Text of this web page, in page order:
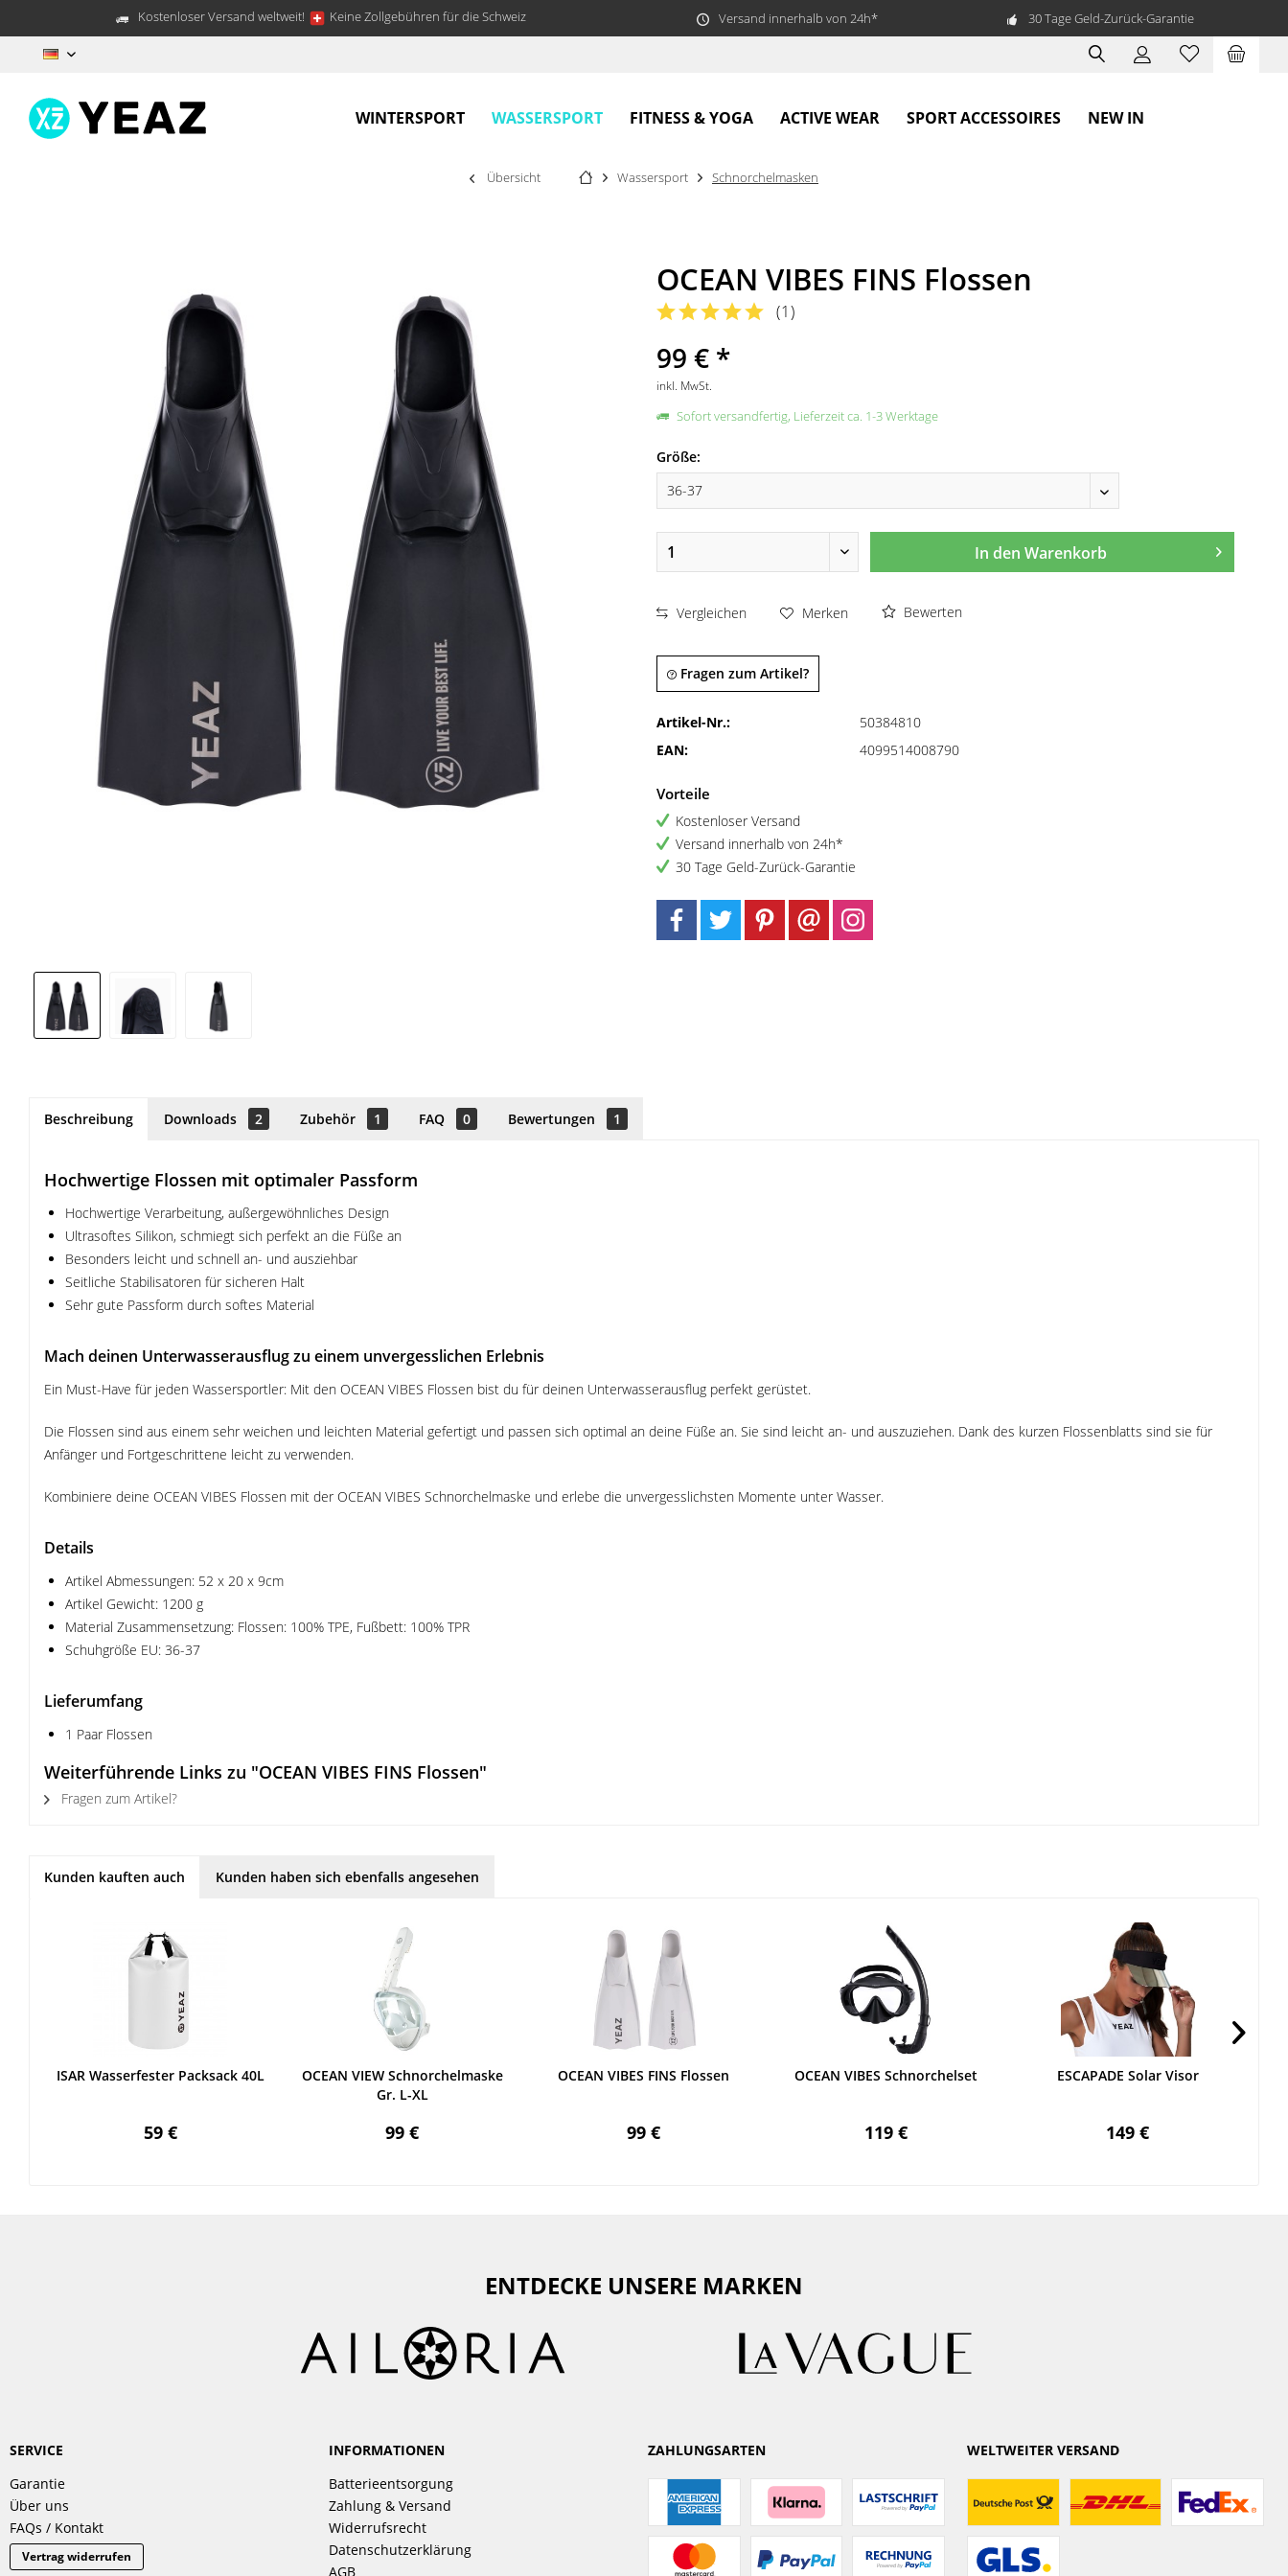
Kostenloser Versand weltweit! Keine Zollgebühren für die Schweiz Versand innerhalb von 24h* 30 Tage Geld-Zurück-Garantie
WINTERSPORT WASSERSPORT FITNESS & YOGA ACTIVE WEAR SPORT ACCESSOIRES NEW IN
Übersicht Wassersport Schnorchelmasken
OCEAN VIBES FINS Flossen
(1)
99 € *
inkl. MwSt.
Sofort versandfertig, Lieferzeit ca. 1-3 Werktage
Größe:
In den Warenkorb
Vergleichen Merken Bewerten
Fragen zum Artikel?
Artikel-Nr.:
50384810
EAN:
4099514008790
Vorteile
Kostenloser Versand
Versand innerhalb von 24h*
30 Tage Geld-Zurück-Garantie
Beschreibung Downloads 2 Zubehör 1 FAQ 0 Bewertungen 1
Hochwertige Flossen mit optimaler Passform
Hochwertige Verarbeitung, außergewöhnliches Design
Ultrasoftes Silikon, schmiegt sich perfekt an die Füße an
Besonders leicht und schnell an- und ausziehbar
Seitliche Stabilisatoren für sicheren Halt
Sehr gute Passform durch softes Material
Mach deinen Unterwasserausflug zu einem unvergesslichen Erlebnis
Ein Must-Have für jeden Wassersportler: Mit den OCEAN VIBES Flossen bist du für deinen Unterwasserausflug perfekt gerüstet.
Die Flossen sind aus einem sehr weichen und leichten Material gefertigt und passen sich optimal an deine Füße an. Sie sind leicht an- und auszuziehen. Dank des kurzen Flossenblatts sind sie für
Anfänger und Fortgeschrittene leicht zu verwenden.
Kombiniere deine OCEAN VIBES Flossen mit der OCEAN VIBES Schnorchelmaske und erlebe die unvergesslichsten Momente unter Wasser.
Details
Artikel Abmessungen: 52 x 20 x 9cm
Artikel Gewicht: 1200 g
Material Zusammensetzung: Flossen: 100% TPE, Fußbett: 100% TPR
Schuhgröße EU: 36-37
Lieferumfang
1 Paar Flossen
Weiterführende Links zu "OCEAN VIBES FINS Flossen"
Fragen zum Artikel?
Kunden kauften auch Kunden haben sich ebenfalls angesehen
ISAR Wasserfester Packsack 40L
59 €
OCEAN VIEW Schnorchelmaske
Gr. L-XL
99 €
OCEAN VIBES FINS Flossen
99 €
OCEAN VIBES Schnorchelset
119 €
ESCAPADE Solar Visor
149 €
ENTDECKE UNSERE MARKEN
SERVICE
Garantie
Über uns
FAQs / Kontakt
Vertrag widerrufen
INFORMATIONEN
Batterieentsorgung
Zahlung & Versand
Widerrufsrecht
Datenschutzerklärung
AGB
ZAHLUNGSARTEN WELTWEITER VERSAND